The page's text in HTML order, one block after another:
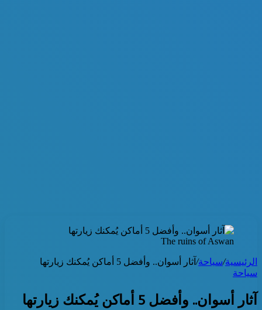
The ruins of Aswan
الرئيسية/سياحة/ آثار أسوان.. وأفضل 5 أماكن يُمكنك زيارتها
سياحة
آثار أسوان.. وأفضل 5 أماكن يُمكنك زيارتها